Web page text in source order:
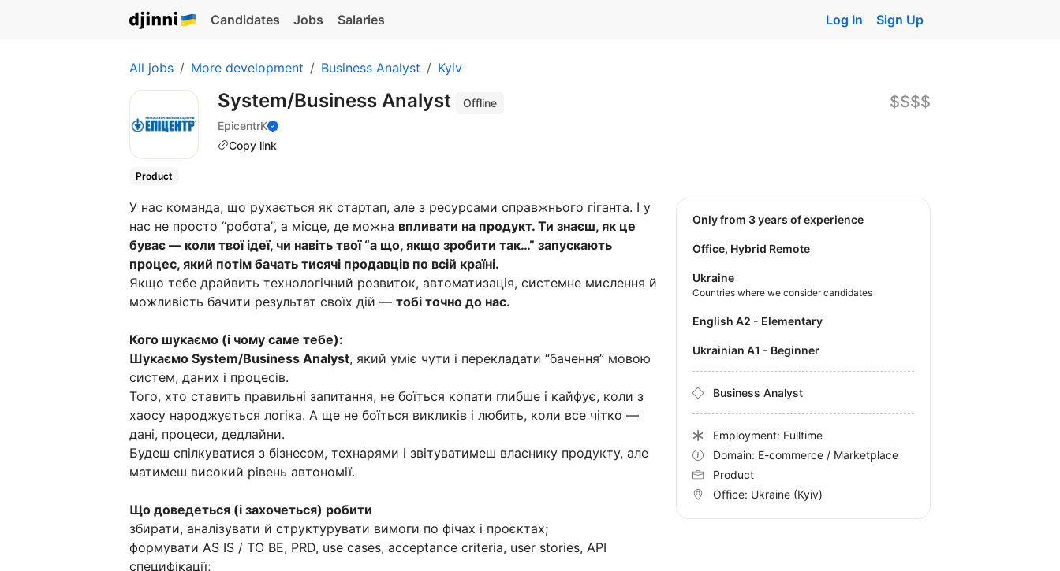
Candidates Jobs Salaries Log In Sign Up
All jobs More development Business Analyst Kyiv
System/Business Analyst
Offline
EpicentrK
Copy link
$$$$
Product
У нас команда, що рухається як стартап, але з ресурсами справжнього гіганта. І у
нас не просто “робота”, а місце, де можна впливати на продукт. Ти знаєш, як це
буває — коли твої ідеї, чи навіть твої “а що, якщо зробити так…” запускають
процес, який потім бачать тисячі продавців по всій країні.
Якщо тебе драйвить технологічний розвиток, автоматизація, системне мислення й
можливість бачити результат своїх дій — тобі точно до нас.
Кого шукаємо (і чому саме тебе):
Шукаємо System/Business Analyst, який уміє чути і перекладати “бачення” мовою
систем, даних і процесів.
Того, хто ставить правильні запитання, не боїться копати глибше і кайфує, коли з
хаосу народжується логіка. А ще не боїться викликів і любить, коли все чітко —
дані, процеси, дедлайни.
Будеш спілкуватися з бізнесом, технарями і звітуватимеш власнику продукту, але
матимеш високий рівень автономії.
Що доведеться (і захочеться) робити
збирати, аналізувати й структурувати вимоги по фічах і проєктах;
формувати AS IS / TO BE, PRD, use cases, acceptance criteria, user stories, API
специфікації;
Only from 3 years of experience
Office, Hybrid Remote
Ukraine
Countries where we consider candidates
English A2 - Elementary
Ukrainian A1 - Beginner
Business Analyst
Employment: Fulltime
Domain: E-commerce / Marketplace
Product
Office: Ukraine (Kyiv)